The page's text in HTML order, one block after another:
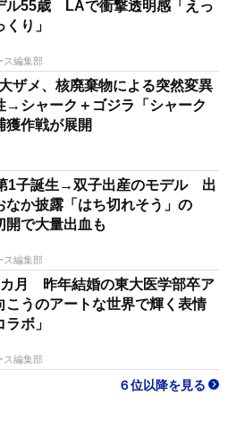
ル55歳 LAで衝撃透明感「えっ
り」
ス編集部
ザメ、核廃棄物による突然変異
→シャーク＋ゴジラ「シャーク
獲作戦が展開
1子誕生→双子出産のモデル 出
なか披露「はち切れそう」の
で大量出血も
ス編集部
月 昨年結婚の東大医学部卒ア
うのアートな世界で輝く表情
ラボ」
ス編集部
６位以降を見る